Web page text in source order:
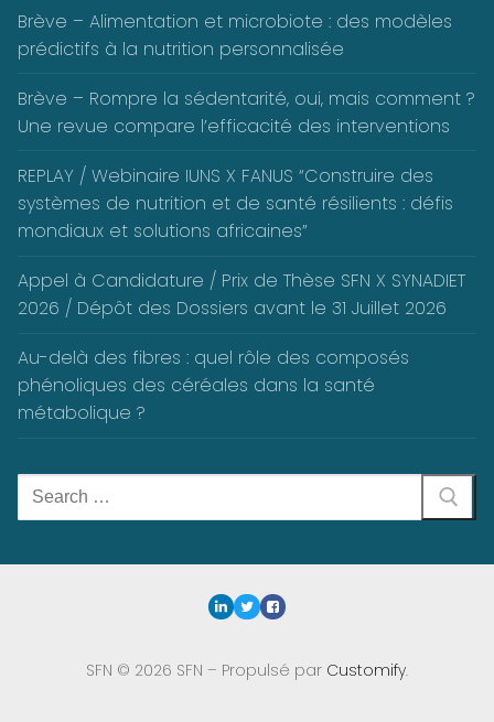
Brève – Alimentation et microbiote : des modèles
prédictifs à la nutrition personnalisée
Brève – Rompre la sédentarité, oui, mais comment ?
Une revue compare l’efficacité des interventions
REPLAY / Webinaire IUNS X FANUS “Construire des
systèmes de nutrition et de santé résilients : défis
mondiaux et solutions africaines”
Appel à Candidature / Prix de Thèse SFN X SYNADIET
2026 / Dépôt des Dossiers avant le 31 Juillet 2026
Au-delà des fibres : quel rôle des composés
phénoliques des céréales dans la santé
métabolique ?
Rechercher
:
SFN © 2026 SFN – Propulsé par Customify.